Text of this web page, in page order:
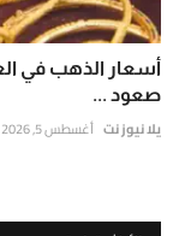
صعود ...
يلا نيوز نت أغسطس 5, 2026